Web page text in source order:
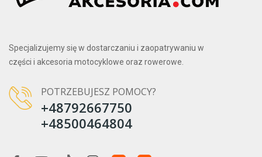
Specjalizujemy się w dostarczaniu i zaopatrywaniu w
części i akcesoria motocyklowe oraz rowerowe.
POTRZEBUJESZ POMOCY?
+48792667750
+48500464804